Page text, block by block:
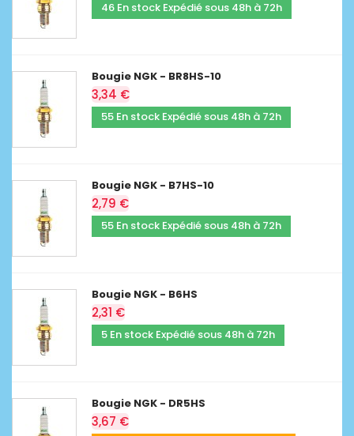
46 En stock Expédié sous 48h à 72h
Bougie NGK - BR8HS-10
3,34 €
55 En stock Expédié sous 48h à 72h
Bougie NGK - B7HS-10
2,79 €
55 En stock Expédié sous 48h à 72h
Bougie NGK - B6HS
2,31 €
5 En stock Expédié sous 48h à 72h
Bougie NGK - DR5HS
3,67 €